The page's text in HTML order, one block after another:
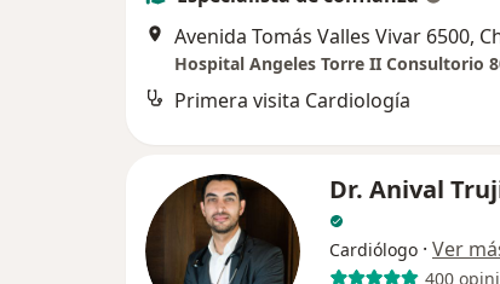
Hospital Angeles Torre II Consultorio
Primera visita Cardiología
Dr. Anival
Cardiólogo · Ver
400